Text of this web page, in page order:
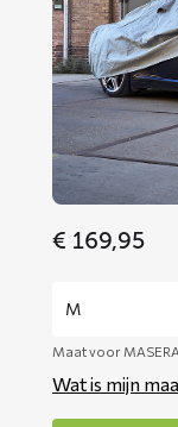
€ 169,95
Maat voor
Wat is mijn